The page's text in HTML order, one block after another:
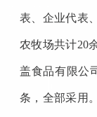
表、企业代表
农牧场共计20
盖食品有限公
条，全部采用